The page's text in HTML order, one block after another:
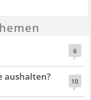
6
10
aushalten?